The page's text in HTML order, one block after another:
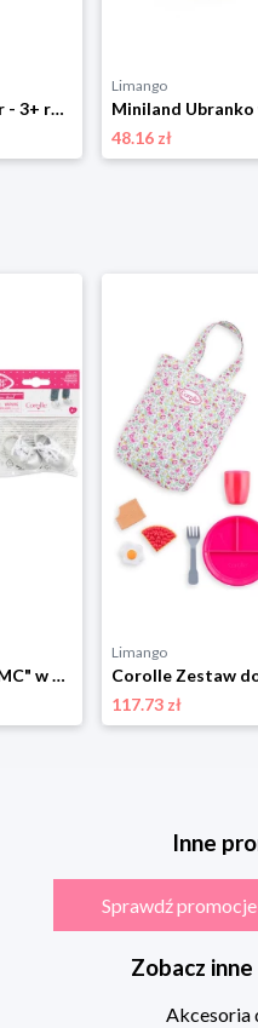
Simba Fotelik na rower - 3+ rozmiar: onesize
Limango
48.16 zł
Corolle Buty "Corolle MC" w kolorze srebrnym dla lalek - 4+ rozmiar: onesize
Limango
117.73 zł
Inne
Sprawdź
Zobacz
Akcesoria